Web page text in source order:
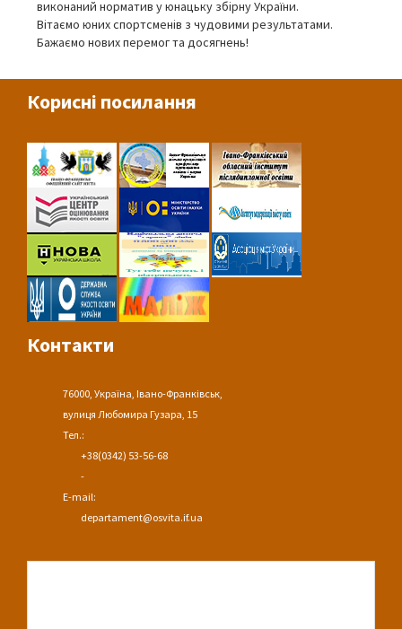
виконаний норматив у юнацьку збірну України.
Вітаємо юних спортсменів з чудовими результатами.
Бажаємо нових перемог та досягнень!
Корисні посилання
Контакти
76000, Україна, Івано-Франківськ,
вулиця Любомира Гузара, 15
Тел.:
+38(0342) 53-56-68
-
E-mail:
departament@osvita.if.ua